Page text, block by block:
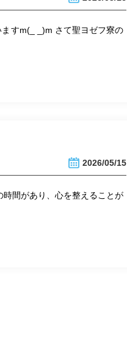
すm(_ _)m さて聖ヨゼフ寮の
2026/05/15
間があり、心を整えることが